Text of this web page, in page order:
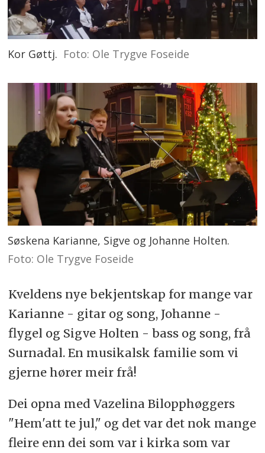
Kor Gøttj. Foto: Ole Trygve Foseide
Søskena Karianne, Sigve og Johanne Holten.
Foto: Ole Trygve Foseide
Kveldens nye bekjentskap for mange var
Karianne - gitar og song, Johanne -
flygel og Sigve Holten - bass og song, frå
Surnadal. En musikalsk familie som vi
gjerne hører meir frå!
Dei opna med Vazelina Bilopphøggers
"Hem'att te jul," og det var det nok mange
fleire enn dei som var i kirka som var